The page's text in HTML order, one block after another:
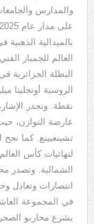
والمدارس
على مدار عام
بالميدالية
العالم للجمباز
البطلة الجزائرية
الروسية أونجلينا
نقطة وتجدر
عارضة التوازن،
تشينغيينغ كما نجح
لنهائيات كأس العالم
الشمالية وتصدر
انتصارات وتعادل
في المجموعة
يشرع محاربو